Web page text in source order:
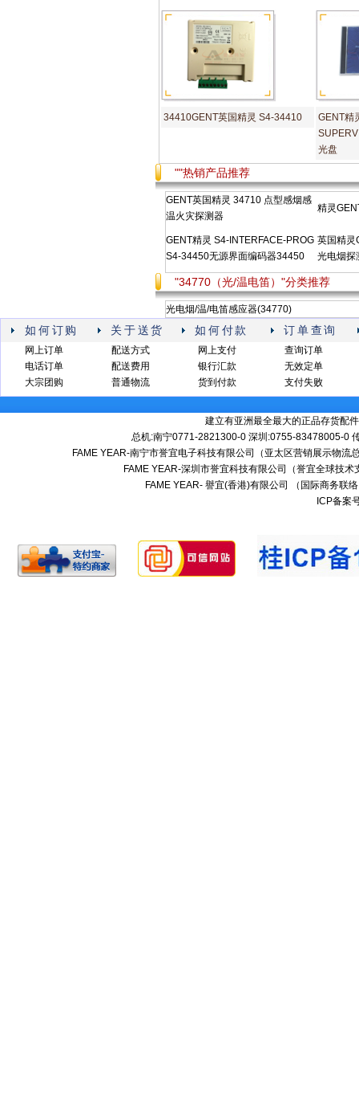
34410GENT英国精灵 S4-34410
GENT精
光盘
""热销产品推荐
GENT英国精灵 34710 点型感烟感
温火灾探测器
精灵
GENT精灵 S4-INTERFACE-PROG
S4-34450无源界面编码器34450
英国精灵
光电烟探
"34770（光/温电笛）"分类推荐
光电烟/温/电笛感应器(34770)
如何订购 关于送货 如何付款 订单查询
网上订单
电话订单
大宗团购
配送方式
配送费用
普通物流
网上支付
银行汇款
货到付款
查询订单
无效定单
支付失败
建立有亚洲最全最大的正品存货配
总机:南宁0771-2821300-0 深圳:0755-83478005-
FAME YEAR-南宁市誉宜电子科技有限公司（亚太区营销展示物
FAME YEAR-深圳市誉宜科技有限公司（誉宜全球技
FAME YEAR- 譽宜(香港)有限公司 （国际商务联
ICP备案